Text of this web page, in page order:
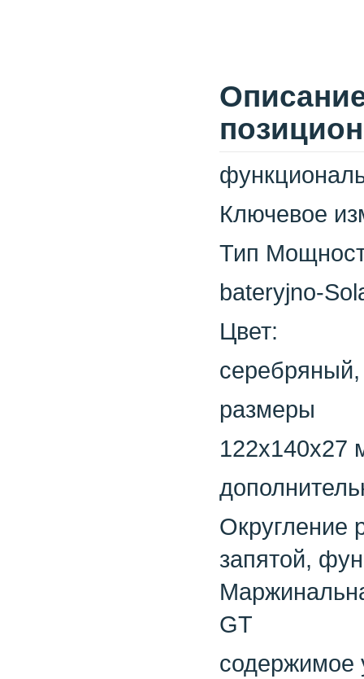
Ключевое
Тип
bateryjno-
Цвет:
размеры
122x140x27
Округление
запятой,
GT
содержимое